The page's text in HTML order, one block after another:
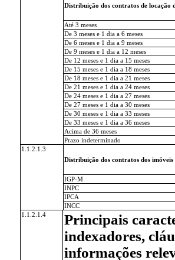
Distribuição dos contratos de locação
Até 3 meses
De 3 meses e 1 dia a 6 meses
De 6 meses e 1 dia a 9 meses
De 9 meses e 1 dia a 12 meses
De 12 meses e 1 dia a 15 meses
De 15 meses e 1 dia a 18 meses
De 18 meses e 1 dia a 21 meses
De 21 meses e 1 dia a 24 meses
De 24 meses e 1 dia a 27 meses
De 27 meses e 1 dia a 30 meses
De 30 meses e 1 dia a 33 meses
De 33 meses e 1 dia a 36 meses
Acima de 36 meses
Prazo indeterminado
1.1.2.1.3
Distribuição dos contratos dos
IGP-M
INPC
IPCA
INCC
1.1.2.1.4
Principais
indexadores,
informações